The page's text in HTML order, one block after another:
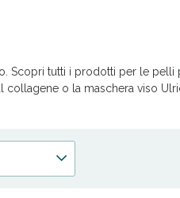
Scopri tutti i prodotti per le pelli
collagene o la maschera viso